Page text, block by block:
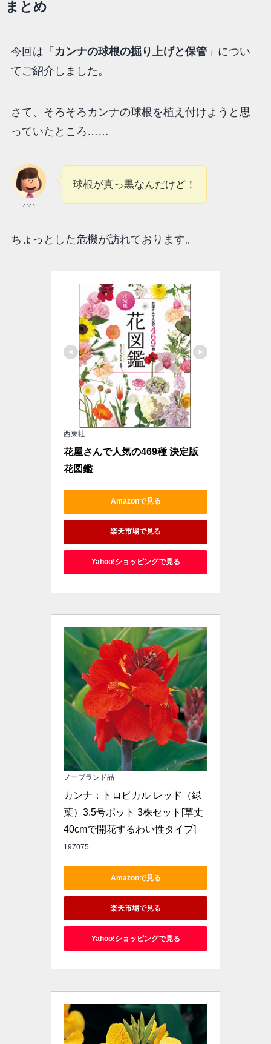
まとめ
今回は「 カンナの球根の掘り上げと保管」につい
てご紹介しました。
さて、そろそろカンナの球根を植え付けようと思
っていたところ……
ハハ
球根が真っ黒なんだけど！
ちょっとした危機が訪れております。
西東社
花屋さんで人気の469種 決定版
花図鑑
Amazonで見る
楽天市場で見る
Yahoo!ショッピングで見る
ノーブランド品
カンナ：トロピカル レッド（緑
葉）3.5号ポット 3株セット[草丈
40cmで開花するわい性タイプ]
197075
Amazonで見る
楽天市場で見る
Yahoo!ショッピングで見る